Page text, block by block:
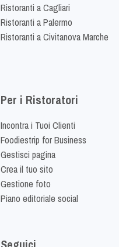
Ristoranti a Cagliari
Ristoranti a Palermo
Ristoranti a Civitanova Marche
Per i Ristoratori
Incontra i Tuoi Clienti
Foodiestrip for Business
Gestisci pagina
Crea il tuo sito
Gestione foto
Piano editoriale social